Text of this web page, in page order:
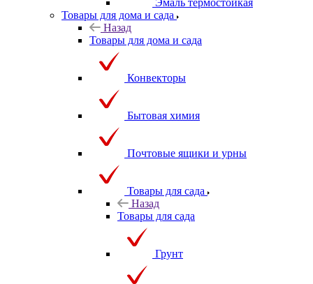
Эмаль термостойкая
Товары для дома и сада
Назад
Товары для дома и сада
Конвекторы
Бытовая химия
Почтовые ящики и урны
Товары для сада
Назад
Товары для сада
Грунт